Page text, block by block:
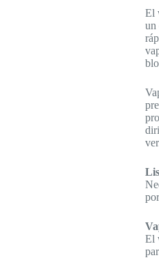
El
un
El